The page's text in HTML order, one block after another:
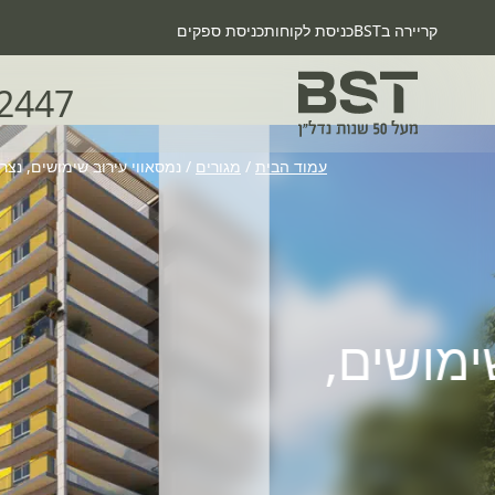
קריירה בBST כניסת לקוחותכניסת ספקים
עמוד הבית / מגורים / נמסאווי עירוב שימושים,